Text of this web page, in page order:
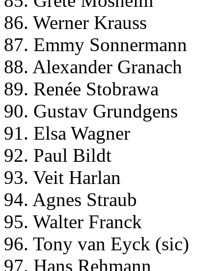
86. Werner Krauss
87. Emmy Sonnermann
88. Alexander Granach
89. Renée Stobrawa
90. Gustav Grundgens
91. Elsa Wagner
92. Paul Bildt
93. Veit Harlan
94. Agnes Straub
95. Walter Franck
96. Tony van Eyck (sic)
97. Hans Rehmann